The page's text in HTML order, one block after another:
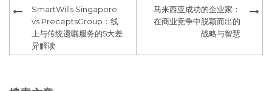
navigation
SmartWills Singapore
vs PreceptsGroup：线
上与传统遗嘱服务的5大差
异解读
马来西亚成功的企业家：
在商业竞争中脱颖而出的
战略与智慧